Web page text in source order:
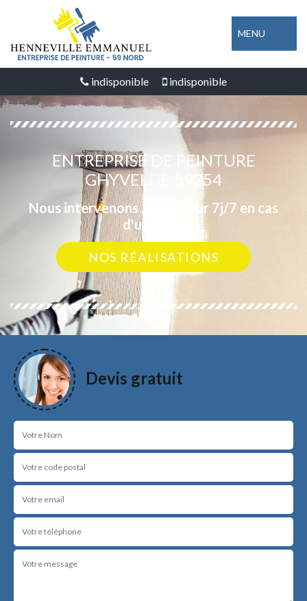
MENU
indisponible indisponible
ENTREPRISE DE PEINTURE
GHYVELDE 59254
Nous intervenons 24h/24 sur 7j/7 en cas
d'urgence
NOS RÉALISATIONS
Devis gratuit